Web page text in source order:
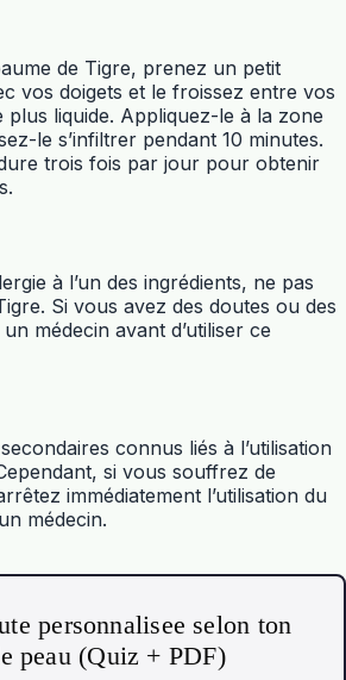
de Tigre, prenez un petit
vos doigets et le froissez entre vos
liquide. Appliquez-le à la zone
le s’infiltrer pendant 10 minutes.
trois fois par jour pour obtenir
à l’un des ingrédients, ne pas
Si vous avez des doutes ou des
médecin avant d’utiliser ce
connus liés à l’utilisation
si vous souffrez de
immédiatement l’utilisation du
médecin.
personnalisee selon ton
peau (Quiz + PDF)